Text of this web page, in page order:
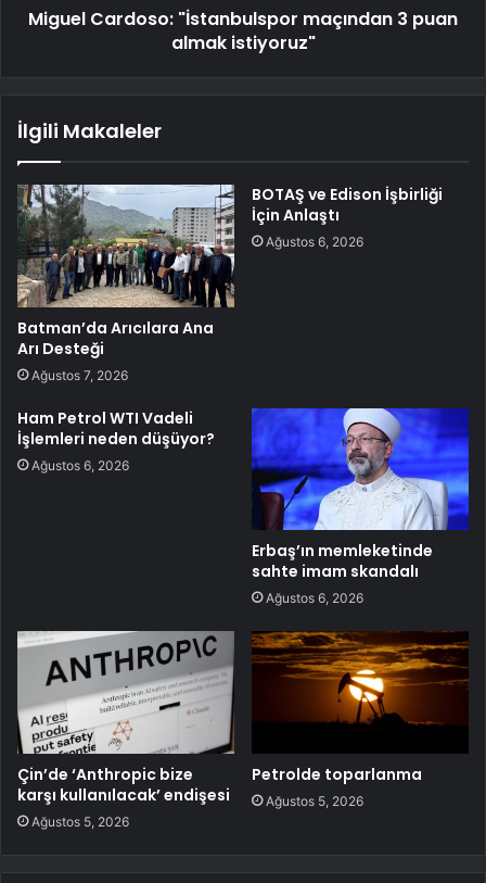
Miguel Cardoso: "İstanbulspor maçından 3 puan
almak istiyoruz"
İlgili Makaleler
Batman’da Arıcılara Ana
Arı Desteği
Ağustos 7, 2026
BOTAŞ ve Edison İşbirliği
İçin Anlaştı
Ağustos 6, 2026
Ham Petrol WTI Vadeli
İşlemleri neden düşüyor?
Ağustos 6, 2026
Erbaş’ın memleketinde
sahte imam skandalı
Ağustos 6, 2026
Çin’de ‘Anthropic bize
karşı kullanılacak’ endişesi
Ağustos 5, 2026
Petrolde toparlanma
Ağustos 5, 2026